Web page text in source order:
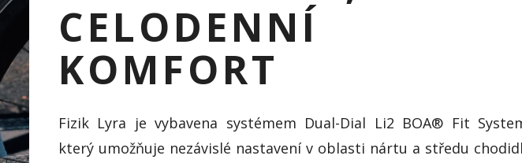
CELODENNÍ
KOMFORT
Fizik Lyra je vybavena systémem Dual-Dial Li2 BOA® Fit
který umožňuje nezávislé nastavení v oblasti nártu a středu